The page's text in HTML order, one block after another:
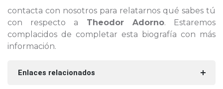
contacta con nosotros para relatarnos qué sabes tú
con respecto a Theodor Adorno. Estaremos
complacidos de completar esta biografía con más
información.
Enlaces relacionados